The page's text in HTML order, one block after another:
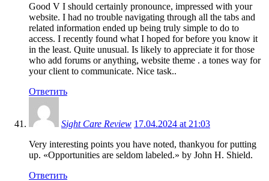
Good V I should certainly pronounce, impressed with your
website. I had no trouble navigating through all the tabs and
related information ended up being truly simple to do to
access. I recently found what I hoped for before you know it
in the least. Quite unusual. Is likely to appreciate it for those
who add forums or anything, website theme . a tones way for
your client to communicate. Nice task..
Ответить
Sight Care Review 17.04.2024 at 21:03
Very interesting points you have noted, thankyou for putting
up. «Opportunities are seldom labeled.» by John H. Shield.
Ответить